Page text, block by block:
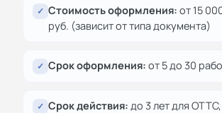
✓ Стоимость оформления: от 15
руб. (зависит от типа документа)
✓ Срок оформления: от 5 до 30
✓ Срок действия: до 3 лет для